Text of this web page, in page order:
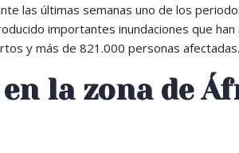
las últimas semanas uno de los
importantes inundaciones que han
y más de 821.000 personas afectadas.
la zona de